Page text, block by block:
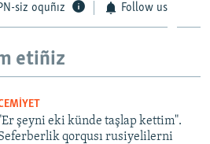
siz oquñız Follow us
etiñiz
şeyni eki künde taşlap kettim".
qorqusı rusiyelilerni